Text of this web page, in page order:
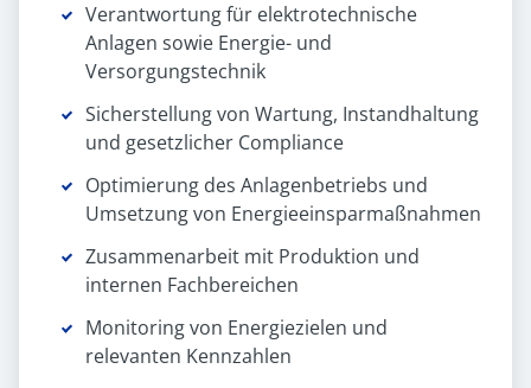
Verantwortung für elektrotechnische
Anlagen sowie Energie- und
Versorgungstechnik
Sicherstellung von Wartung, Instandhaltung
und gesetzlicher Compliance
Optimierung des Anlagenbetriebs und
Umsetzung von Energieeinsparmaßnahmen
Zusammenarbeit mit Produktion und
internen Fachbereichen
Monitoring von Energiezielen und
relevanten Kennzahlen